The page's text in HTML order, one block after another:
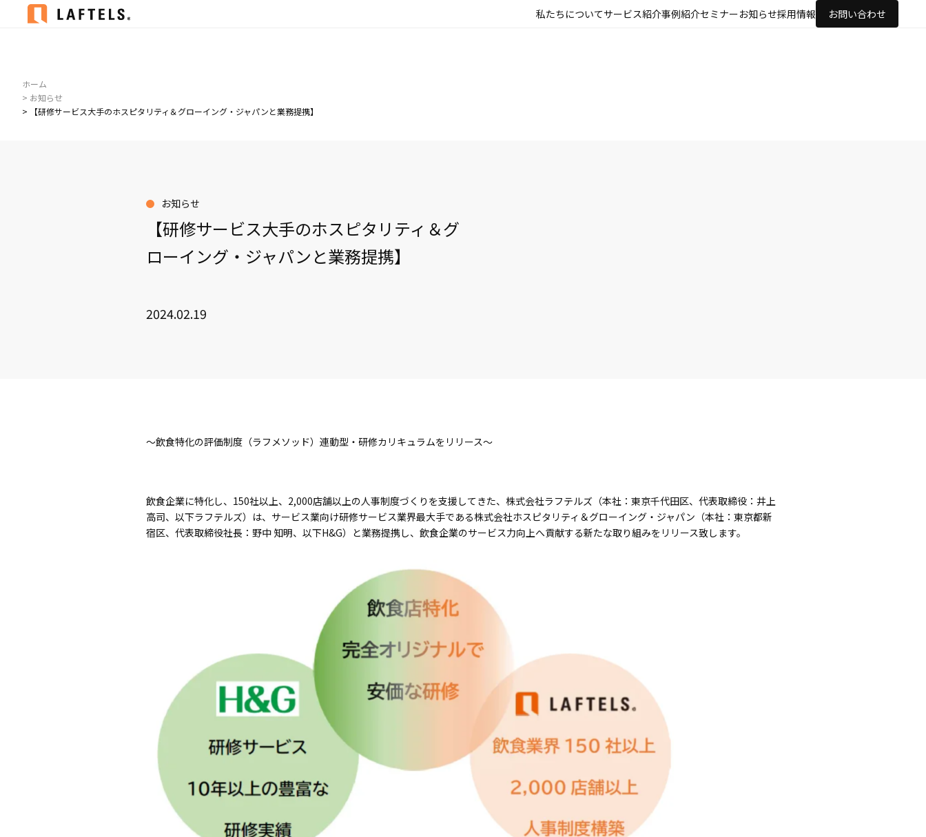
私たちについてサービス紹介事例紹介セミナーお知らせ採用情報 お問い合わせ
ホーム
> お知らせ
> 【研修サービス大手のホスピタリティ＆グローイング・ジャパンと業務提携】
お知らせ
【研修サービス大手のホスピタリティ＆グ
ローイング・ジャパンと業務提携】
2024.02.19
～飲食特化の評価制度（ラフメソッド）連動型・研修カリキュラムをリリース～
飲食企業に特化し、150社以上、2,000店舗以上の人事制度づくりを支援してきた、株式会社ラフテルズ（本社：東京千代田区、代表取締役：井上
高司、以下ラフテルズ）は、サービス業向け研修サービス業界最大手である株式会社ホスピタリティ＆グローイング・ジャパン（本社：東京都新
宿区、代表取締役社長：野中 知明、以下H&G）と業務提携し、飲食企業のサービス力向上へ貢献する新たな取り組みをリリース致します。